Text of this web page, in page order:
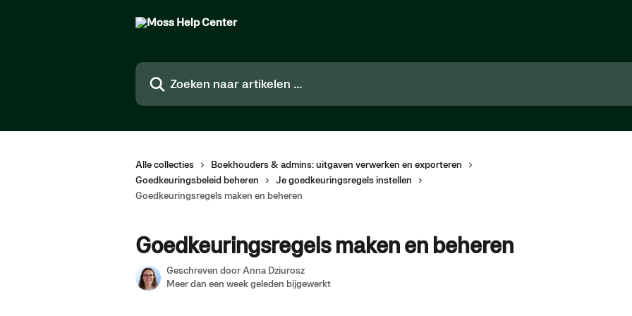
Zoeken naar artikelen ...
Alle collecties
Boekhouders & admins: uitgaven verwerken en exporteren
Goedkeuringsbeleid beheren
Je goedkeuringsregels instellen
Goedkeuringsregels maken en beheren
Goedkeuringsregels maken en beheren
Geschreven door Anna Dziurosz
Meer dan een week geleden bijgewerkt